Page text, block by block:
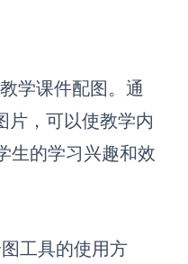
教学课件配图。通
片，可以使教学内
生的学习兴趣和效
工具的使用方